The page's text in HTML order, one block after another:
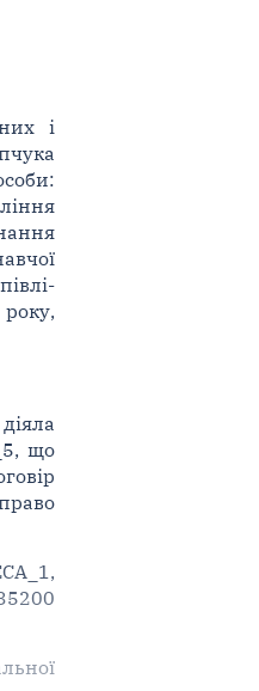
і
що